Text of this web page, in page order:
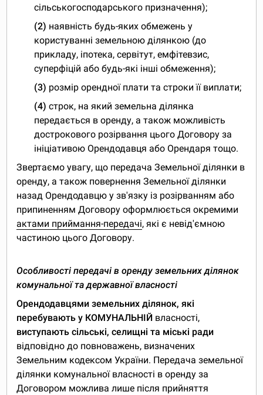
сільськогосподарського призначення);
(2) наявність будь-яких обмежень у
користуванні земельною ділянкою (до
прикладу, іпотека, сервітут, емфітевзис,
суперфіцій або будь-які інші обмеження);
(3) розмір орендної плати та строки її виплати;
(4) строк, на який земельна ділянка
передається в оренду, а також можливість
дострокового розірвання цього Договору за
ініціативою Орендодавця або Орендаря тощо.
Звертаємо увагу, що передача Земельної ділянки в
оренду, а також повернення Земельної ділянки
назад Орендодавцю у зв'язку із розірванням або
припиненням Договору оформлюється окремими
актами приймання-передачі, які є невід'ємною
частиною цього Договору.
Особливості передачі в оренду земельних ділянок
комунальної та державної власності
Орендодавцями земельних ділянок, які
перебувають у КОМУНАЛЬНІЙ власності,
виступають сільські, селищні та міські ради
відповідно до повноважень, визначених
Земельним кодексом України. Передача земельної
ділянки комунальної власності в оренду за
Договором можлива лише після прийняття